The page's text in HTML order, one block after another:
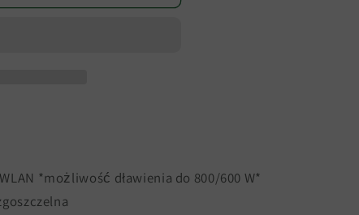
*możliwość dławienia do 800/600 W*